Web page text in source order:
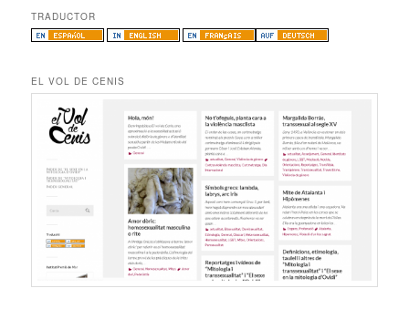
c
a
TRADUCTOR
EL VOL DE CENIS